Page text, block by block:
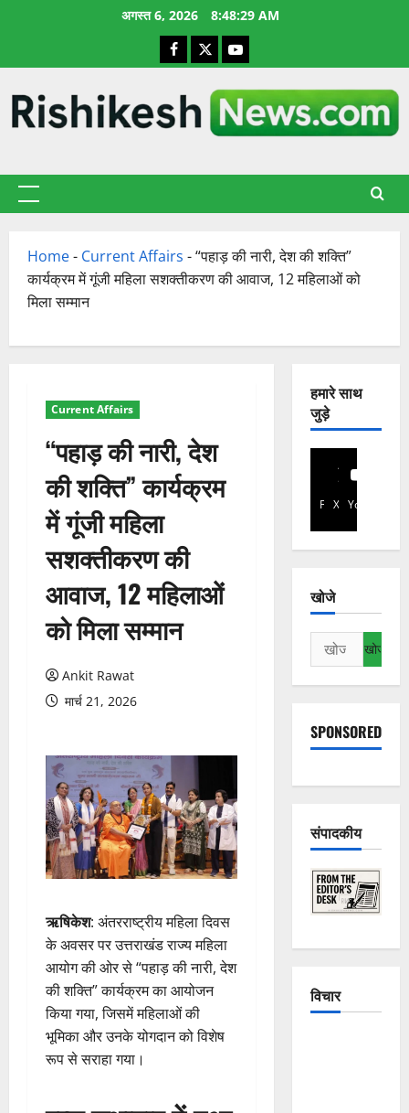
अगस्त 6, 2026 8:48:29 AM
Facebook
X YouTube
प्राथमिक
Home- Current Affairs -“पहाड़ की नारी, देश की शक्ति”
कार्यक्रम में गूंजी महिला सशक्तीकरण की आवाज, 12 महिलाओं को
मिला सम्मान
Current Affairs
“पहाड़ की नारी, देश
की शक्ति” कार्यक्रम
में गूंजी महिला
सशक्तीकरण की
आवाज, 12 महिलाओं
को मिला सम्मान
Ankit Rawat
मार्च 21, 2026
ऋषिकेश: अंतरराष्ट्रीय महिला दिवस
के अवसर पर उत्तराखंड राज्य महिला
आयोग की ओर से “पहाड़ की नारी, देश
की शक्ति” कार्यक्रम का आयोजन
किया गया, जिसमें महिलाओं की
भूमिका और उनके योगदान को विशेष
रूप से सराहा गया।
हमारे साथ
जुड़े
Facebook
X YouTube
खोजे
निम्न
को
खोजें:
SPONSORED
संपादकीय
विचार